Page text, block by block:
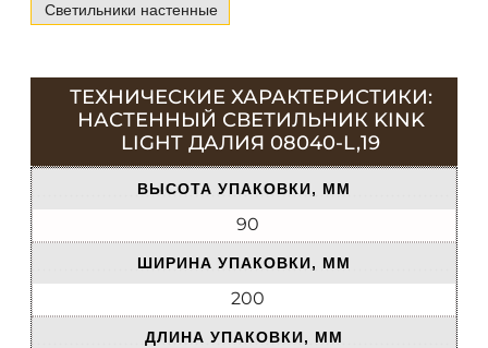
Светильники настенные
ТЕХНИЧЕСКИЕ ХАРАКТЕРИСТИКИ:
НАСТЕННЫЙ СВЕТИЛЬНИК KINK
LIGHT ДАЛИЯ 08040-L,19
ВЫСОТА УПАКОВКИ, ММ
90
ШИРИНА УПАКОВКИ, ММ
200
ДЛИНА УПАКОВКИ, ММ